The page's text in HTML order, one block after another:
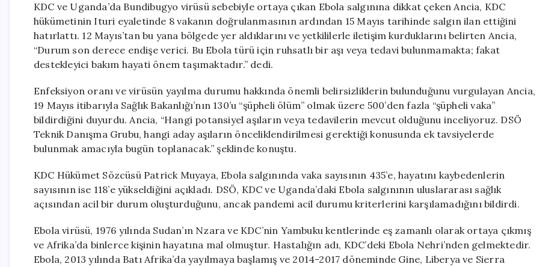
için
KDC ve Uganda’da Bundibugyo virüsü sebebiyle ortaya çıkan Ebola salgınına dikkat çeken Ancia, KDC
hükümetinin Ituri eyaletinde 8 vakanın doğrulanmasının ardından 15 Mayıs tarihinde salgın ilan ettiğini
hatırlattı. 12 Mayıs’tan bu yana bölgede yer aldıklarını ve yetkililerle iletişim kurduklarını belirten Ancia,
“Durum son derece endişe verici. Bu Ebola türü için ruhsatlı bir aşı veya tedavi bulunmamakta; fakat
destekleyici bakım hayati önem taşımaktadır.” dedi.
Enfeksiyon oranı ve virüsün yayılma durumu hakkında önemli belirsizliklerin bulunduğunu vurgulayan Ancia,
19 Mayıs itibarıyla Sağlık Bakanlığı’nın 130’u “şüpheli ölüm” olmak üzere 500’den fazla “şüpheli vaka”
bildirdiğini duyurdu. Ancia, “Hangi potansiyel aşıların veya tedavilerin mevcut olduğunu inceliyoruz. DSÖ
Teknik Danışma Grubu, hangi aday aşıların önceliklendirilmesi gerektiği konusunda ek tavsiyelerde
bulunmak amacıyla bugün toplanacak.” şeklinde konuştu.
KDC Hükümet Sözcüsü Patrick Muyaya, Ebola salgınında vaka sayısının 435’e, hayatını kaybedenlerin
sayısının ise 118’e yükseldiğini açıkladı. DSÖ, KDC ve Uganda’daki Ebola salgınının uluslararası sağlık
açısından acil bir durum oluşturduğunu, ancak pandemi acil durumu kriterlerini karşılamadığını bildirdi.
Ebola virüsü, 1976 yılında Sudan’ın Nzara ve KDC’nin Yambuku kentlerinde eş zamanlı olarak ortaya çıkmış
ve Afrika’da binlerce kişinin hayatına mal olmuştur. Hastalığın adı, KDC’deki Ebola Nehri’nden gelmektedir.
Ebola, 2013 yılında Batı Afrika’da yayılmaya başlamış ve 2014-2017 döneminde Gine, Liberya ve Sierra